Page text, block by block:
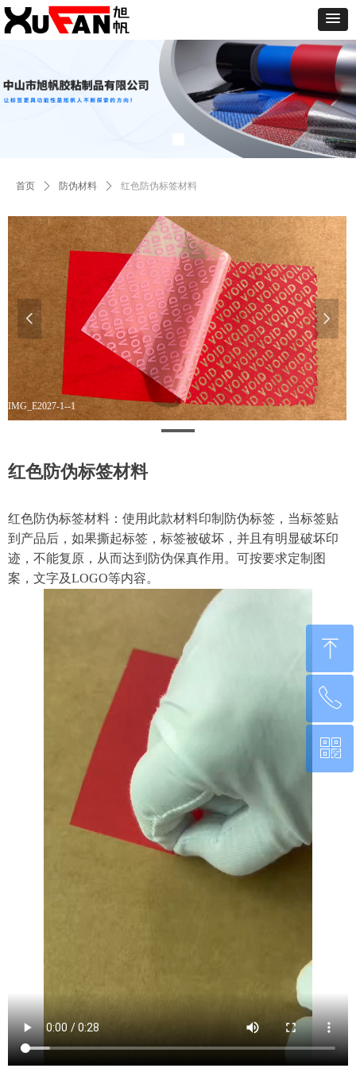
首页 ꄲ 防伪材料 ꄲ 红色防伪标签材料
红色防伪标签材料
红色防伪标签材料：使用此款材料印制防伪标签，当标签贴
到产品后，如果撕起标签，标签被破坏，并且有明显破坏印
迹，不能复原，从而达到防伪保真作用。可按要求定制图
案，文字及LOGO等内容。
IMG_E2027-1--1
넳 넲
ꁸ
回到顶部
ꂅ
0760-22220651
ꀥ